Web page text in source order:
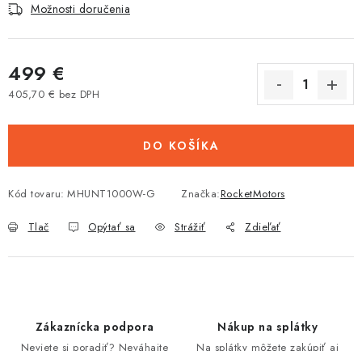
Možnosti doručenia
499 €
405,70 € bez DPH
DO KOŠÍKA
Kód tovaru: MHUNT1000W-G Značka:RocketMotors
Tlač Opýtať sa Strážiť Zdieľať
Zákaznícka podpora
Neviete si poradiť? Neváhajte
Nákup na splátky
Na splátky môžete zakúpiť aj